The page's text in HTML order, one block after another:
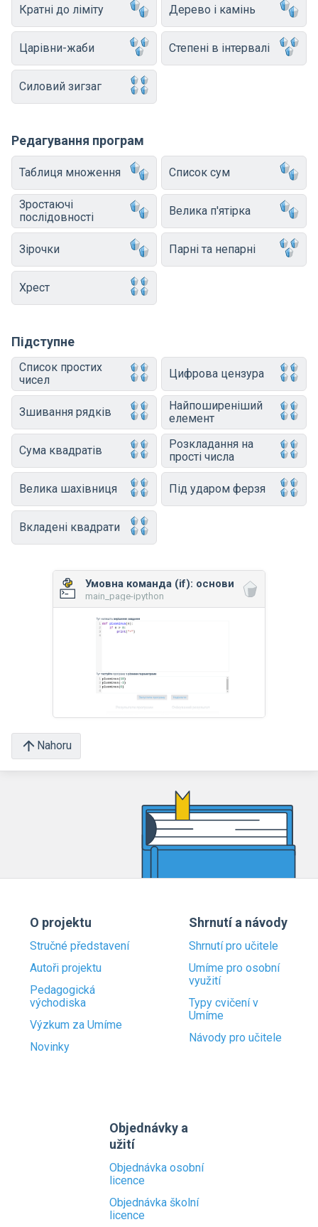
Кратні до ліміту Дерево і камінь
Царівни-жаби Степені в інтервалі
Силовий зигзаг
Редагування програм
Таблиця множення Список сум
Зростаючі
послідовності
Велика п'ятірка
Зірочки Парні та непарні
Хрест
Підступне
Список простих
чисел
Цифрова цензура
Зшивання рядків
Найпоширеніший
елемент
Сума квадратів
Розкладання на
прості числа
Велика шахівниця Під ударом ферзя
Вкладені квадрати
Умовна команда (if): основи
main_page-ipython
Nahoru
O projektu
Stručné představení
Autoři projektu
Pedagogická
východiska
Výzkum za Umíme
Novinky
Shrnutí a návody
Shrnutí pro učitele
Umíme pro osobní
využití
Typy cvičení v
Umíme
Návody pro učitele
Objednávky a
užití
Objednávka osobní
licence
Objednávka školní
licence